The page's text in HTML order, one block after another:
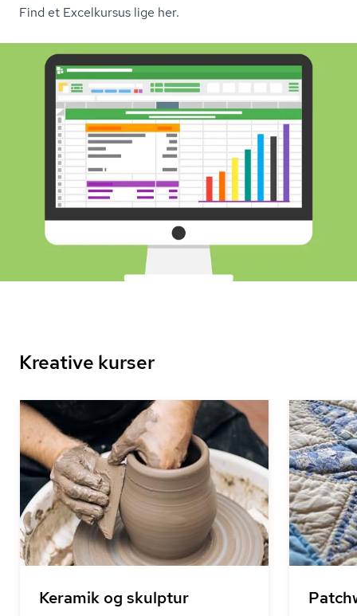
Find et Excelkursus lige her.
Kreative kurser
Keramik og skulptur